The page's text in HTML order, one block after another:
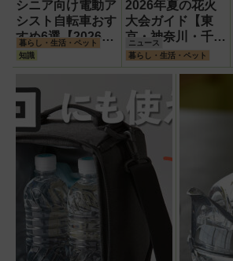
シニア向け電動ア
シスト自転車おす
すめ6選【2026年
最新版】選び方の
ポイントは「また
さ」「足つきの良
さ」
暮らし・生活・ペット
知識
2026年夏の花火
大会ガイド【東
京・神奈川・千
葉】
ニュース
暮らし・生活・ペット